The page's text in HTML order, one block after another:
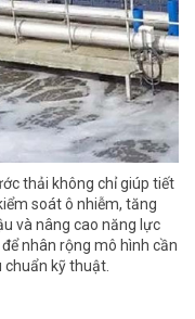
thải không chỉ giúp tiết
soát ô nhiễm, tăng
và nâng cao năng lực
nhân rộng mô hình cần
chuẩn kỹ thuật.